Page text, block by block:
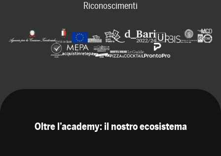
Riconoscimenti
Oltre l’academy: il nostro ecosistema